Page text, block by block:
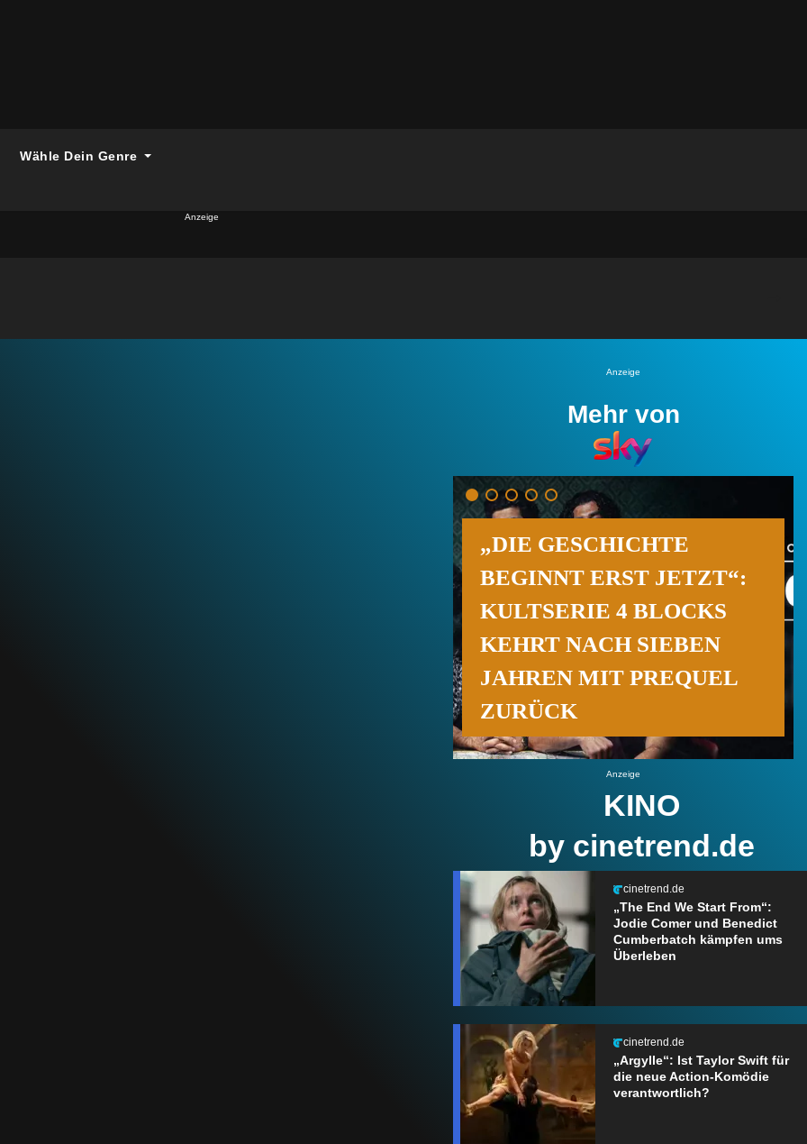
Wähle Dein Genre
Anzeige
Anzeige
Mehr von
„DIE GESCHICHTE
BEGINNT ERST JETZT“:
KULTSERIE 4 BLOCKS
KEHRT NACH SIEBEN
JAHREN MIT PREQUEL
ZURÜCK
Anzeige
KINO
by cinetrend.de
cinetrend.de
„The End We Start From“:
Jodie Comer und Benedict
Cumberbatch kämpfen ums
Überleben
cinetrend.de
„Argylle“: Ist Taylor Swift für
die neue Action-Komödie
verantwortlich?